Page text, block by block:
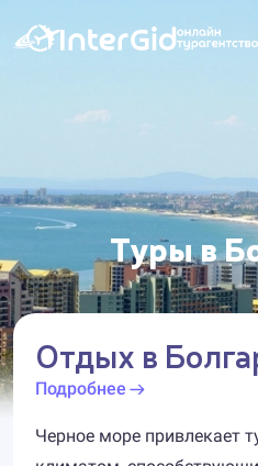
Туры в
Отдых в
Подробнее
Черное море привлекает